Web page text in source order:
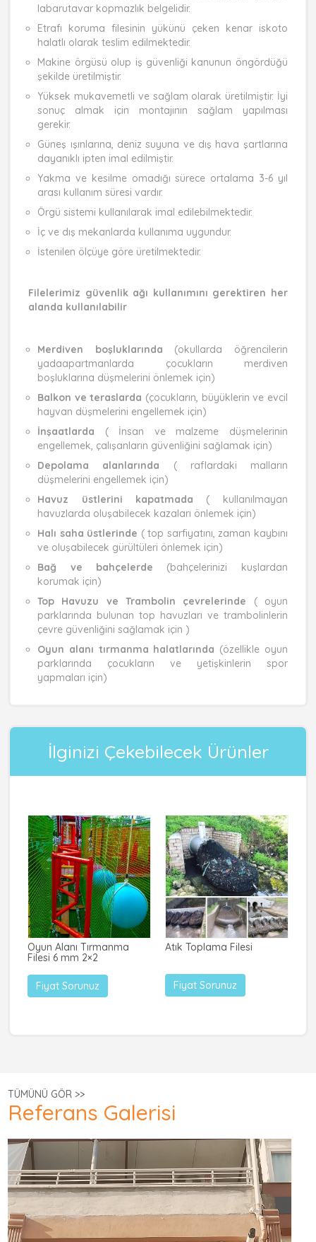
labarutavar kopmazlık belgelidir.
Etrafı koruma filesinin yükünü çeken kenar iskoto
halatlı olarak teslim edilmektedir.
Makine örgüsü olup iş güvenliği kanunun öngördüğü
şekilde üretilmiştir.
Yüksek mukavemetli ve sağlam olarak üretilmiştir. İyi
sonuç almak için montajının sağlam yapılması
gerekir.
Güneş ışınlarına, deniz suyuna ve dış hava şartlarına
dayanıklı ipten imal edilmiştir.
Yakma ve kesilme omadığı sürece ortalama 3-6 yıl
arası kullanım süresi vardır.
Örgü sistemi kullanılarak imal edilebilmektedir.
İç ve dış mekanlarda kullanıma uygundur.
İstenilen ölçüye göre üretilmektedir.
Filelerimiz güvenlik ağı kullanımını gerektiren her
alanda kullanılabilir
Merdiven boşluklarında (okullarda öğrencilerin
yadaapartmanlarda çocukların merdiven
boşluklarına düşmelerini önlemek için)
Balkon ve teraslarda (çocukların, büyüklerin ve evcil
hayvan düşmelerini engellemek için)
İnşaatlarda ( İnsan ve malzeme düşmelerinin
engellemek, çalışanların güvenliğini sağlamak için)
Depolama alanlarında ( raflardaki malların
düşmelerini engellemek için)
Havuz üstlerini kapatmada ( kullanılmayan
havuzlarda oluşabilecek kazaları önlemek için)
Halı saha üstlerinde ( top sarfiyatını, zaman kaybını
ve oluşabilecek gürültüleri önlemek için)
Bağ ve bahçelerde (bahçelerinizi kuşlardan
korumak için)
Top Havuzu ve Trambolin çevrelerinde ( oyun
parklarında bulunan top havuzları ve trambolinlerin
çevre güvenliğini sağlamak için )
Oyun alanı tırmanma halatlarında (özellikle oyun
parklarında çocukların ve yetişkinlerin spor
yapmaları için)
İlginizi Çekebilecek Ürünler
Oyun Alanı Tırmanma
Filesi 6 mm 2×2
Fiyat Sorunuz
Atık Toplama Filesi
Fiyat Sorunuz
Referans Galerisi
TÜMÜNÜ GÖR >>